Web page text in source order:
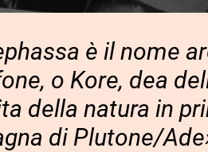
è il nome
o Kore, dea
della natura in
di Plutone/